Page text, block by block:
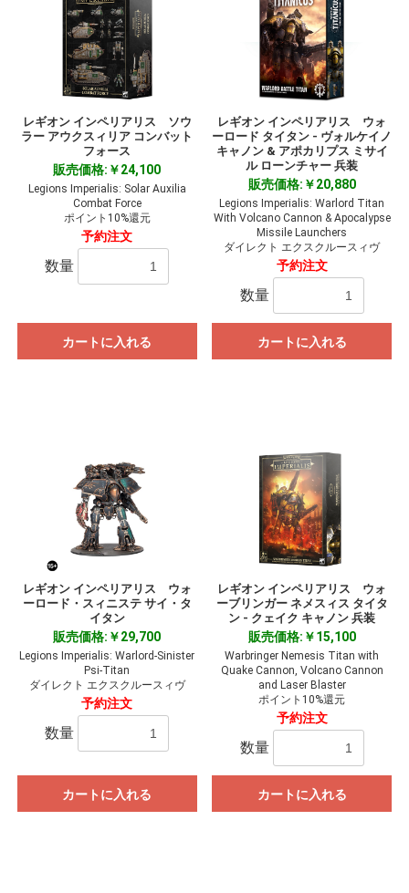
レギオン インペリアリス ソウ
ラー アウクスィリア コンバット
フォース
販売価格:￥24,100
Legions Imperialis: Solar Auxilia
Combat Force
ポイント10%還元
予約注文
数量
カートに入れる
レギオン インペリアリス ウォ
ーロード タイタン - ヴォルケイノ
キャノン & アポカリプス ミサイ
ル ローンチャー 兵装
販売価格:￥20,880
Legions Imperialis: Warlord Titan
With Volcano Cannon & Apocalypse
Missile Launchers
ダイレクト エクスクルースィヴ
予約注文
数量
カートに入れる
レギオン インペリアリス ウォ
ーロード・スィニステ サイ・タ
イタン
販売価格:￥29,700
Legions Imperialis: Warlord-Sinister
Psi-Titan
ダイレクト エクスクルースィヴ
予約注文
数量
カートに入れる
レギオン インペリアリス ウォ
ーブリンガー ネメスィス タイタ
ン - クェイク キャノン 兵装
販売価格:￥15,100
Warbringer Nemesis Titan with
Quake Cannon, Volcano Cannon
and Laser Blaster
ポイント10%還元
予約注文
数量
カートに入れる